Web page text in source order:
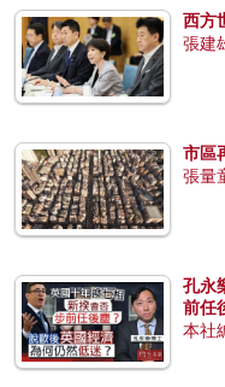
西方
張建
市區
張量
孔永
前任
本社